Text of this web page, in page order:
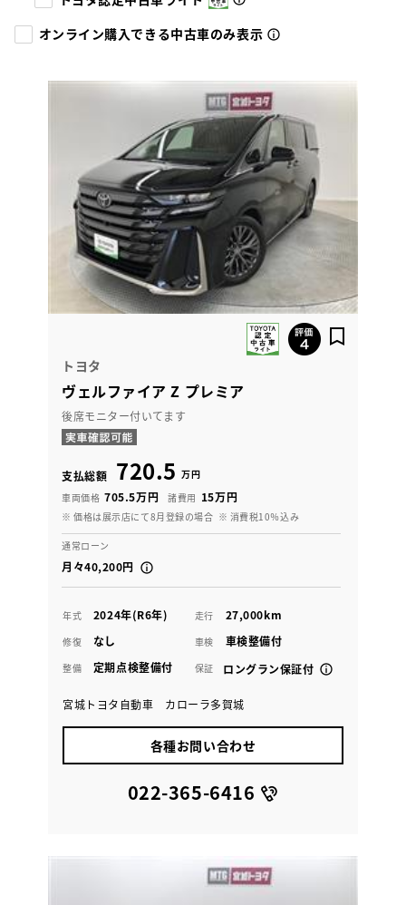
オンライン購入できる中古車のみ表示
トヨタ
ヴェルファイア Z プレミア
後席モニター付いてます
支払総額 720.5 万円
車両価格 705.5万円 諸費用 15万円
※ 価格は展示店にて8月登録の場合 ※ 消費税10％込み
通常ローン
月々40,200円
年式 2024年(R6年) 走行 27,000km
修復 なし 車検 車検整備付
整備 定期点検整備付 保証 ロングラン保証付
宮城トヨタ自動車 カローラ多賀城
各種お問い合わせ
022-365-6416